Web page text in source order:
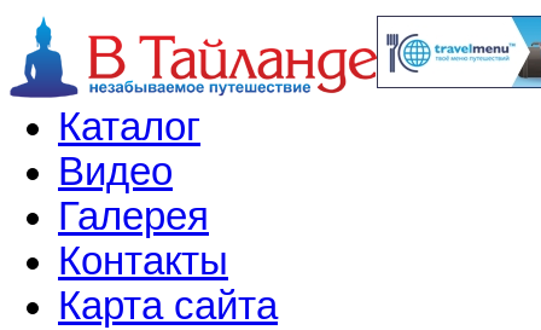
Каталог
Видео
Галерея
Контакты
Карта сайта